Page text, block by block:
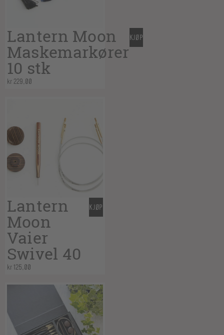
Lantern Moon
Maskemarkører
10 stk
kr229,00
KJØP
Lantern
Moon
Vaier
Swivel 40
kr125,00
KJØP